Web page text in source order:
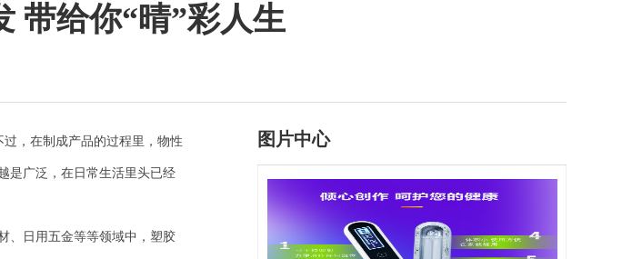
带给你“晴”彩人生
，在制成产品的过程里，物性
是广泛，在日常生活里头已经
、日用五金等等领域中，塑胶
图片中心